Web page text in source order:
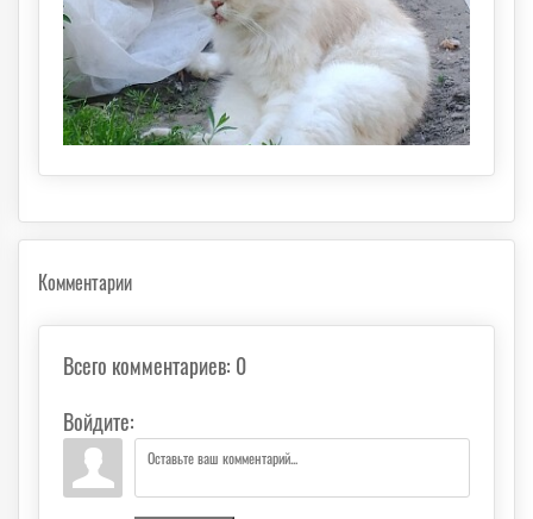
Комментарии
Всего комментариев: 0
Войдите: